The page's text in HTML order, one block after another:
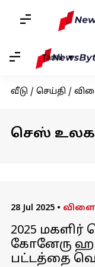
Tamil
வீடு / செய்தி /
செஸ்
28 Jul 2025 •
2025
கோனேரு
பட்டத்தை